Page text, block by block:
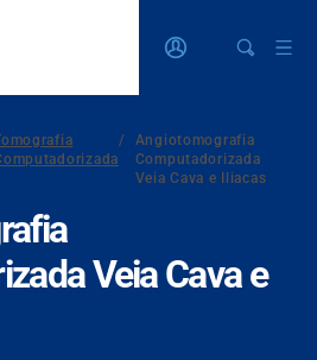
/
Angiotomografia
Computadorizada
Veia Cava e Iliacas
Veia Cava e